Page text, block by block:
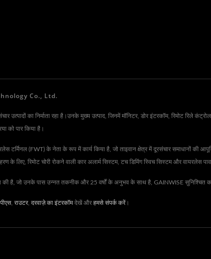
Co., Ltd.
का निर्माता रहा है।उनके मुख्य उत्पाद, जिनमें मॉनिटर, डोर इंटरकॉम, रिमोट रिले
को पार किया है।
(FWT) के नेता के रूप में कार्य किया है, जो ताइवान क्षेत्र में दूरसंचार समाधानों की
लिए, रिमोट चोरी रोकने वाली कार अलार्म सिस्टम, टच डिमिंग स्विच सिस्टम और वायरलेस
है, जो उनके पास उन्नत तकनीक और 25 वर्षों के अनुभव के साथ है, GAINWISE सुनिश्चित
राउटर, दरवाज़े का इंटरकॉमदेखें और हमसे संपर्क करें।